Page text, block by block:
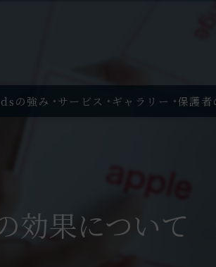
の強み サービス ギャラリー 保護者
効果につい